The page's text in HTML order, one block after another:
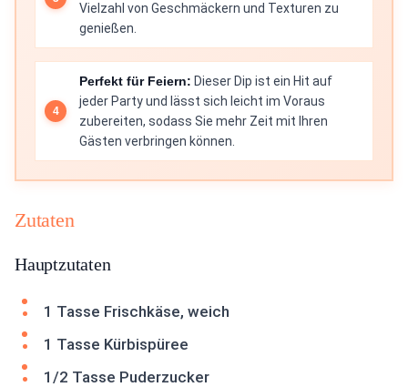
Vielzahl von Geschmäckern und Texturen zu
genießen.
Perfekt für Feiern: Dieser Dip ist ein Hit auf
jeder Party und lässt sich leicht im Voraus
zubereiten, sodass Sie mehr Zeit mit Ihren
Gästen verbringen können.
Zutaten
Hauptzutaten
1 Tasse Frischkäse, weich
1 Tasse Kürbispüree
1/2 Tasse Puderzucker